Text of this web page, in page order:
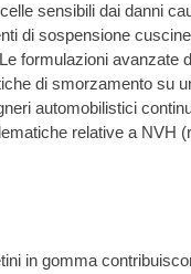
sensibili dai danni
di sospensione
formulazioni avanzate
di smorzamento su
automobilistici
relative a NVH
in gomma